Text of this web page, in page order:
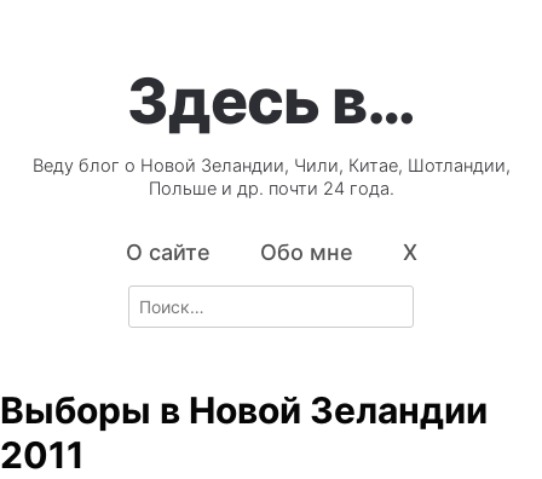
Здесь в…
Веду блог о Новой Зеландии, Чили, Китае, Шотландии,
Польше и др. почти 24 года.
О сайте Обо мне X
Search
for:
Выборы в Новой Зеландии
2011